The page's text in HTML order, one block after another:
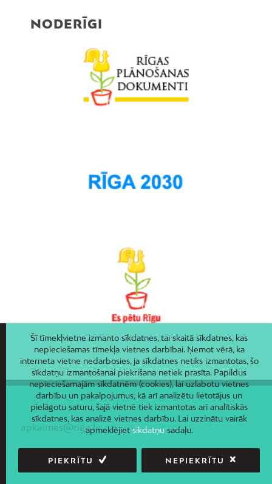
NODERĪGI
apkaimes@riga.lv
Šī tīmekļvietne izmanto sīkdatnes, tai skaitā sīkdatnes, kas
nepieciešamas tīmekļa vietnes darbībai. Ņemot vērā, ka
interneta vietne nedarbosies, ja sīkdatnes netiks izmantotas, šo
sīkdatņu izmantošanai piekrišana netiek prasīta. Papildus
nepieciešamajām sīkdatnēm (cookies), lai uzlabotu vietnes
darbību un pakalpojumus, kā arī analizētu lietotājus un
pielāgotu saturu, šajā vietnē tiek izmantotas arī analītiskās
sīkdatnes, kas analizē vietnes darbību. Lai uzzinātu vairāk
apmeklējiet sīkdatņusadaļu.
PIEKRĪTU NEPIEKRĪTU